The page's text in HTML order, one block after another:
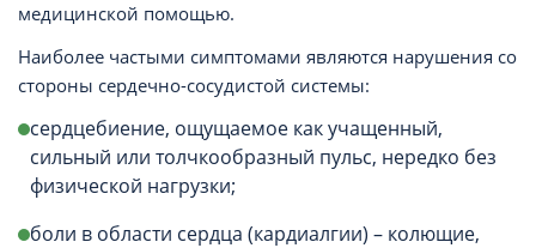
медицинской помощью.
Наиболее частыми симптомами являются нарушения со
стороны сердечно-сосудистой системы:
сердцебиение, ощущаемое как учащенный,
сильный или толчкообразный пульс, нередко без
физической нагрузки;
боли в области сердца (кардиалгии) – колющие,